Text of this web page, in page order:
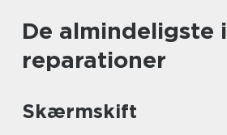
De almindeligste
reparationer
Skærmskift